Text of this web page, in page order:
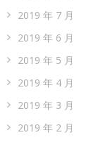
2019 年 7 月
2019 年 6 月
2019 年 5 月
2019 年 4 月
2019 年 3 月
2019 年 2 月